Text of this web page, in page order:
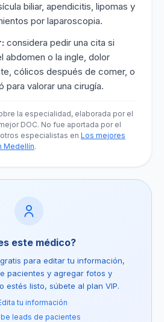
biliar, apendicitis, lipomas y
por laparoscopia.
considera pedir una cita si
abdomen o la ingle, dolor
cólicos después de comer, o
para valorar una cirugía.
la especialidad, elaborada por el
DOC. No fue aportada por el
especialistas en Los mejores
Medellín.
este médico?
para editar tu información,
pacientes y agregar fotos y
estés listo, súbete al plan VIP.
tu información
leads de pacientes